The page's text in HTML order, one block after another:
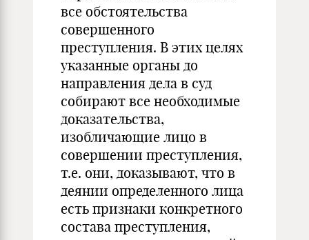
все обстоятельства
совершенного
преступления. В этих целях
указанные органы до
направления дела в суд
собирают все необходимые
доказательства,
изобличающие лицо в
совершении преступления,
т.е. они, доказывают, что в
деянии определенного лица
есть признаки конкретного
состава преступления,